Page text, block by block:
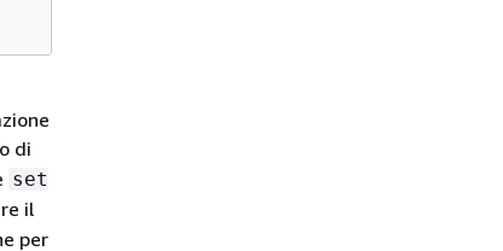
di
set
il
per